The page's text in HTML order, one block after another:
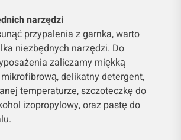
narzędzi
przypalenia z garnka, warto
niezbędnych narzędzi. Do
zaliczamy miękką
delikatny detergent,
temperaturze, szczoteczkę do
izopropylowy, oraz pastę do